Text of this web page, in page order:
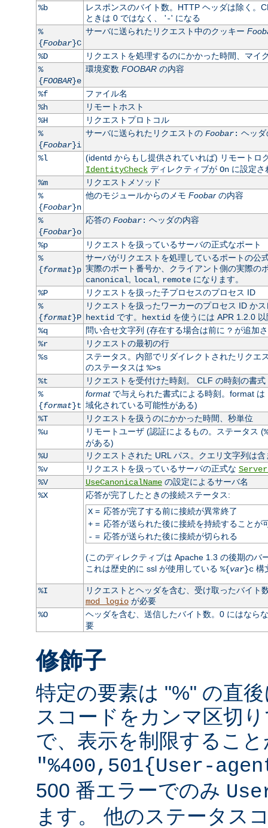
%b
レスポンスのバイト数。HTTP ヘッダは除く。
ときは 0 ではなく、 '-' になる
%
{Foobar}C
サーバに送られたリクエスト中のクッキー
%D
リクエストを処理するのにかかった時間、マイ
%
{FOOBAR}e
環境変数 FOOBARの内容
%f
ファイル名
%h
リモートホスト
%H
リクエストプロトコル
%
{Foobar}i
サーバに送られたリクエストの Foobar: ヘッ
%l
(identd からもし提供されていれば) リモートロ
IdentityCheckディレクティブが Onに設定さ
%m
リクエストメソッド
%
{Foobar}n
他のモジュールからのメモ Foobarの内容
%
{Foobar}o
応答の Foobar: ヘッダの内容
%p
リクエストを扱っているサーバの正式なポート
%
{format}p
サーバがリクエストを処理しているポートの公
実際のポート番号か、クライアント側の実際の
canonical local remoteになります。
%P
リクエストを扱った子プロセスのプロセス ID
%
{format}P
リクエストを扱ったワーカーのプロセス ID か
hextidです。 hextidを使うには APR 1.2.0 以
%q
問い合せ文字列 (存在する場合は前に ?が追加
%r
リクエストの最初の行
%s
ステータス。内部でリダイレクトされたリク
のステータスは %>s
%t
リクエストを受付けた時刻。 CLF の時刻の書
%
{format}t
formatで与えられた書式による時刻。format は
域化されている可能性がある)
%T
リクエストを扱うのにかかった時間、秒単位
%u
リモートユーザ (認証によるもの。ステータス (
がある)
%U
リクエストされた URL パス。クエリ文字列は含
%v
リクエストを扱っているサーバの正式な
%V
UseCanonicalNameの設定によるサーバ名
%X
応答が完了したときの接続ステータス:
X= 応答が完了する前に接続が異常終了
+= 応答が送られた後に接続を持続することが
- = 応答が送られた後に接続が切られる
(このディレクティブは Apache 1.3 の後期のバ
これは歴史的に ssl が使用している %{var}c構
%I
リクエストとヘッダを含む、受け取ったバイ
mod_logioが必要
%O
ヘッダを含む、送信したバイト数。0 にはなら
要
修飾子
特定の要素は "%" の直
スコードをカンマ区切
で、表示を制限するこ
"%400,501{User-
500 番エラーでのみ
ます。 他のステータス